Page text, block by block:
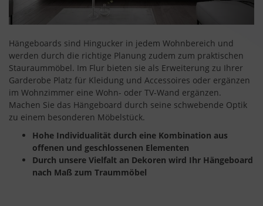
Hängeboards sind Hingucker in jedem Wohnbereich und
werden durch die richtige Planung zudem zum praktischen
Stauraummöbel. Im Flur bieten sie als Erweiterung zu Ihrer
Garderobe Platz für Kleidung und Accessoires oder ergänzen
im Wohnzimmer eine Wohn- oder TV-Wand ergänzen.
Machen Sie das Hängeboard durch seine schwebende Optik
zu einem besonderen Möbelstück.
Hohe Individualität durch eine Kombination aus
offenen und geschlossenen Elementen
Durch unsere Vielfalt an Dekoren wird Ihr Hängeboard
nach Maß zum Traummöbel